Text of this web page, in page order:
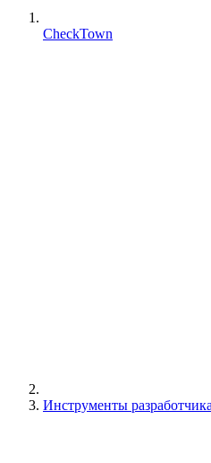
CheckTown
Инструменты разработчика